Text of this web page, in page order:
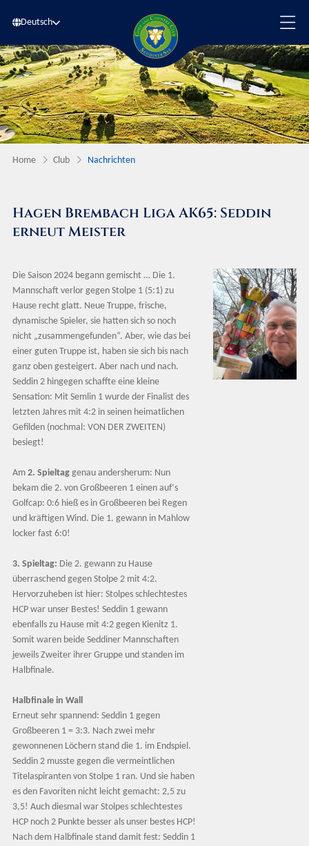
Deutsch
Home Club Nachrichten
Hagen Brembach Liga AK65: Seddin
erneut Meister
Die Saison 2024 begann gemischt … Die 1.
Mannschaft verlor gegen Stolpe 1 (5:1) zu
Hause recht glatt. Neue Truppe, frische,
dynamische Spieler, sie hatten sich so noch
nicht „zusammengefunden“. Aber, wie das bei
einer guten Truppe ist, haben sie sich bis nach
ganz oben gesteigert. Aber nach und nach.
Seddin 2 hingegen schaffte eine kleine
Sensation: Mit Semlin 1 wurde der Finalist des
letzten Jahres mit 4:2 in seinen heimatlichen
Gefilden (nochmal: VON DER ZWEITEN)
besiegt!
Am 2. Spieltaggenau andersherum: Nun
bekam die 2. von Großbeeren 1 einen auf‘s
Golfcap: 0:6 hieß es in Großbeeren bei Regen
und kräftigen Wind. Die 1. gewann in Mahlow
locker fast 6:0!
3. Spieltag: Die 2. gewann zu Hause
überraschend gegen Stolpe 2 mit 4:2.
Hervorzuheben ist hier: Stolpes schlechtestes
HCP war unser Bestes! Seddin 1 gewann
ebenfalls zu Hause mit 4:2 gegen Kienitz 1.
Somit waren beide Seddiner Mannschaften
jeweils Zweiter ihrer Gruppe und standen im
Halbfinale.
Halbfinale in Wall
Erneut sehr spannend: Seddin 1 gegen
Großbeeren 1 = 3:3. Nach zwei mehr
gewonnenen Löchern stand die 1. im Endspiel.
Seddin 2 musste gegen die vermeintlichen
Titelaspiranten von Stolpe 1 ran. Und sie haben
es den Favoriten nicht leicht gemacht: 2,5 zu
3,5! Auch diesmal war Stolpes schlechtestes
HCP noch 2 Punkte besser als unser bestes HCP!
Nach dem Halbfinale stand damit fest: Seddin 1